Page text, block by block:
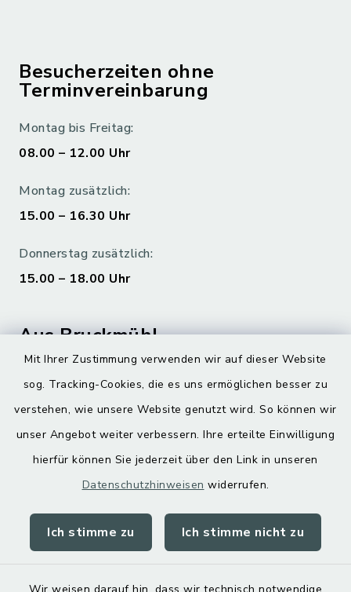
Mit Ihrer Zustimmung verwenden wir auf dieser Website
sog. Tracking-Cookies, die es uns ermöglichen besser zu
verstehen, wie unsere Website genutzt wird. So können wir
unser Angebot weiter verbessern. Ihre erteilte Einwilligung
hierfür können Sie jederzeit über den Link in unseren
Datenschutzhinweisen widerrufen.
Ich stimme zu Ich stimme nicht zu
Besucherzeiten ohne
Terminvereinbarung
Montag bis Freitag:
08.00 – 12.00 Uhr
Montag zusätzlich:
15.00 – 16.30 Uhr
Donnerstag zusätzlich:
15.00 – 18.00 Uhr
Aus Bruckmühl
Digitaler Ortsplan
Kontakt